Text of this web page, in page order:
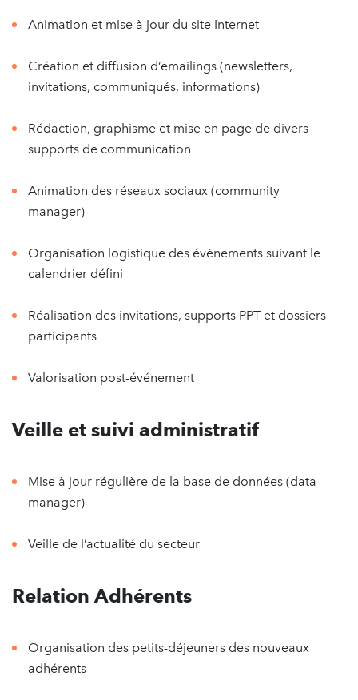
Animation et mise à jour du site Internet
Création et diffusion d’emailings (newsletters,
invitations, communiqués, informations)
Rédaction, graphisme et mise en page de divers
supports de communication
Animation des réseaux sociaux (community
manager)
Organisation logistique des évènements suivant le
calendrier défini
Réalisation des invitations, supports PPT et dossiers
participants
Valorisation post-événement
Veille et suivi administratif
Mise à jour régulière de la base de données (data
manager)
Veille de l’actualité du secteur
Relation Adhérents
Organisation des petits-déjeuners des nouveaux
adhérents